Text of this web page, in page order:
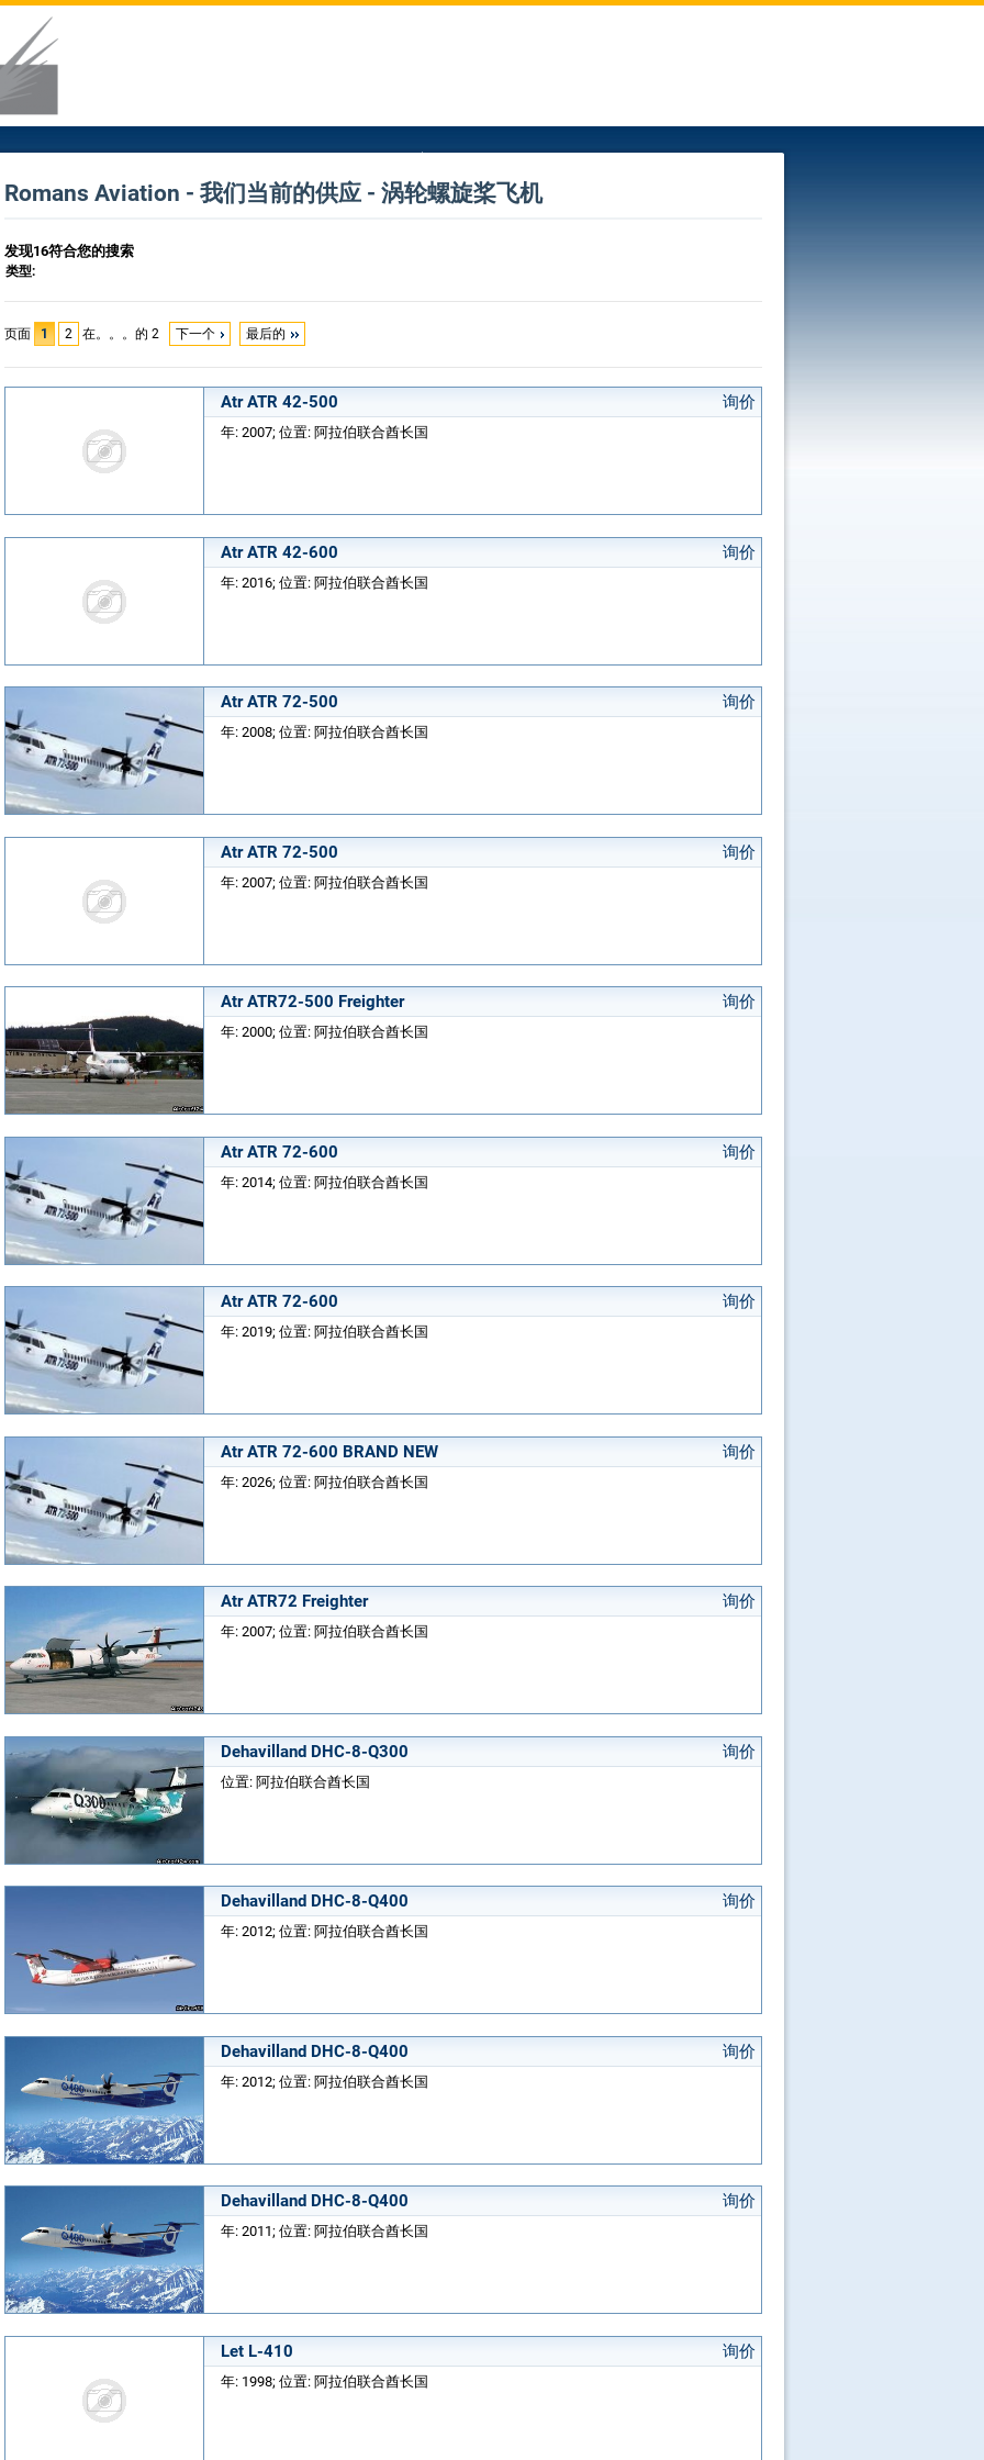
Romans Aviation - 我们当前的供应 - 涡轮螺旋桨飞机
发现16符合您的搜索
类型:
页面 1 2 在。。。的 2 下一个 最后的
Atr ATR 42-500 询价
年: 2007; 位置: 阿拉伯联合酋长国
Atr ATR 42-600 询价
年: 2016; 位置: 阿拉伯联合酋长国
Atr ATR 72-500 询价
年: 2008; 位置: 阿拉伯联合酋长国
Atr ATR 72-500 询价
年: 2007; 位置: 阿拉伯联合酋长国
Atr ATR72-500 Freighter 询价
年: 2000; 位置: 阿拉伯联合酋长国
Atr ATR 72-600 询价
年: 2014; 位置: 阿拉伯联合酋长国
Atr ATR 72-600 询价
年: 2019; 位置: 阿拉伯联合酋长国
Atr ATR 72-600 BRAND NEW 询价
年: 2026; 位置: 阿拉伯联合酋长国
Atr ATR72 Freighter 询价
年: 2007; 位置: 阿拉伯联合酋长国
Dehavilland DHC-8-Q300 询价
位置: 阿拉伯联合酋长国
Dehavilland DHC-8-Q400 询价
年: 2012; 位置: 阿拉伯联合酋长国
Dehavilland DHC-8-Q400 询价
年: 2012; 位置: 阿拉伯联合酋长国
Dehavilland DHC-8-Q400 询价
年: 2011; 位置: 阿拉伯联合酋长国
Let L-410 询价
年: 1998; 位置: 阿拉伯联合酋长国